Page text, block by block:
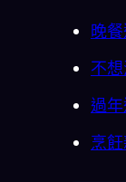
晚
不
過
烹